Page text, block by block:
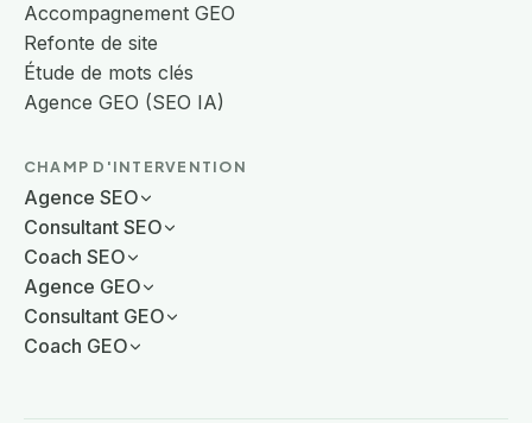
Accompagnement GEO
Refonte de site
Étude de mots clés
Agence GEO (SEO IA)
CHAMP D'INTERVENTION
Agence SEO
Consultant SEO
Coach SEO
Agence GEO
Consultant GEO
Coach GEO